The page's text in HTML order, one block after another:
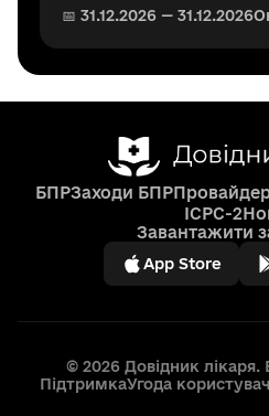
📅 31.12.2026 — 31.12.2026
БПРЗаходи БПР
ICPC-2
Завантажити
App Store
© 2026 Довідник лікаря.
ПідтримкаУгода